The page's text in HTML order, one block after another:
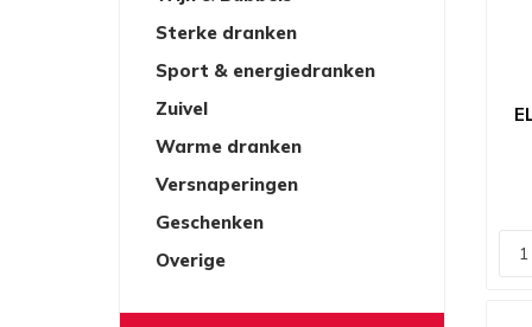
Sterke dranken
Sport & energiedranken
Zuivel
Warme dranken
Versnaperingen
Geschenken
Overige